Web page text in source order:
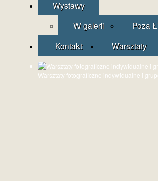
Wystawy
W galerii
Poza
Kontakt
Warsztaty
Warsztaty fotograficzne indywidualne i